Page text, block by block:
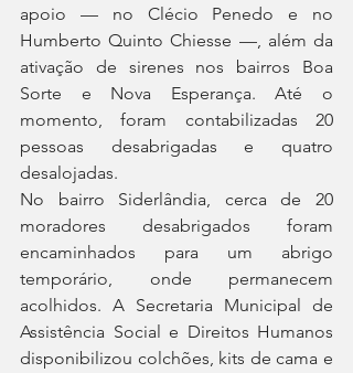
apoio — no Clécio Penedo e no
Humberto Quinto Chiesse —, além da
ativação de sirenes nos bairros Boa
Sorte e Nova Esperança. Até o
momento, foram contabilizadas 20
pessoas desabrigadas e quatro
desalojadas.
No bairro Siderlândia, cerca de 20
moradores desabrigados foram
encaminhados para um abrigo
temporário, onde permanecem
acolhidos. A Secretaria Municipal de
Assistência Social e Direitos Humanos
disponibilizou colchões, kits de cama e